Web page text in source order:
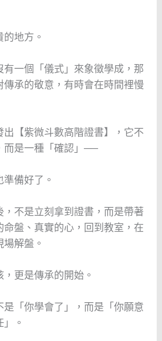
地方。
一個「儀式」來象徵學成，那
承的敬意，有時會在時間裡慢
【紫微斗數高階證書】，它不
而是一種「確認」──
備好了。
不是立刻拿到證書，而是帶著
盤、真實的心，回到教室，在
解盤。
更是傳承的開始。
「你學會了」，而是「你願意
。